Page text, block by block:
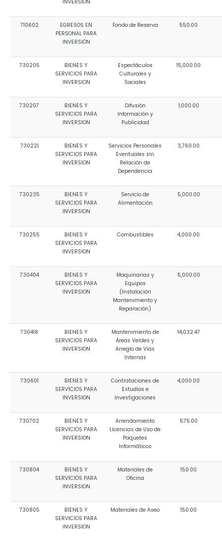
INVERSIÓN
710602
EGRESOS EN
PERSONAL PARA
INVERSIÓN
Fondo de Reserva 550.00
730205
BIENES Y
SERVICIOS PARA
INVERSION
Espectáculos
Culturales y
Sociales
15,000.00
730207
BIENES Y
SERVICIOS PARA
INVERSION
Difusión
Información y
Publicidad
1,000.00
730221
BIENES Y
SERVICIOS PARA
INVERSION
Servicios Personales
Eventuales sin
Relación de
Dependencia
3,760.00
730235
BIENES Y
SERVICIOS PARA
INVERSION
Servicio de
Alimentación
5,000.00
730255
BIENES Y
SERVICIOS PARA
INVERSION
Combustibles 4,000.00
730404
BIENES Y
SERVICIOS PARA
INVERSION
Maquinarias y
Equipos
(Instalación
Mantenimiento y
Reparación)
5,000.00
730418
BIENES Y
SERVICIOS PARA
INVERSION
Mantenimiento de
Áreas Verdes y
Arreglo de Vías
Internas
14,032.47
730601
BIENES Y
SERVICIOS PARA
INVERSION
Contrataciones de
Estudios e
Investigaciones
4,000.00
730702
BIENES Y
SERVICIOS PARA
INVERSION
Arrendamiento
Licencias de Uso de
Paquetes
Informáticos
575.00
730804
BIENES Y
SERVICIOS PARA
INVERSION
Materiales de
Oficina
150.00
730805
BIENES Y
SERVICIOS PARA
INVERSION
Materiales de Aseo 150.00